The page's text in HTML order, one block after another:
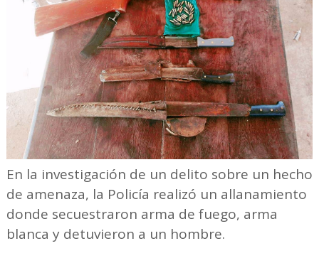
En la investigación de un delito sobre un hecho
de amenaza, la Policía realizó un allanamiento
donde secuestraron arma de fuego, arma
blanca y detuvieron a un hombre.